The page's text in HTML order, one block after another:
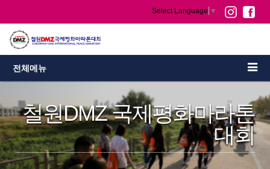
Select Language ▼
전체메뉴
철원DMZ 국제평화마라톤
대회